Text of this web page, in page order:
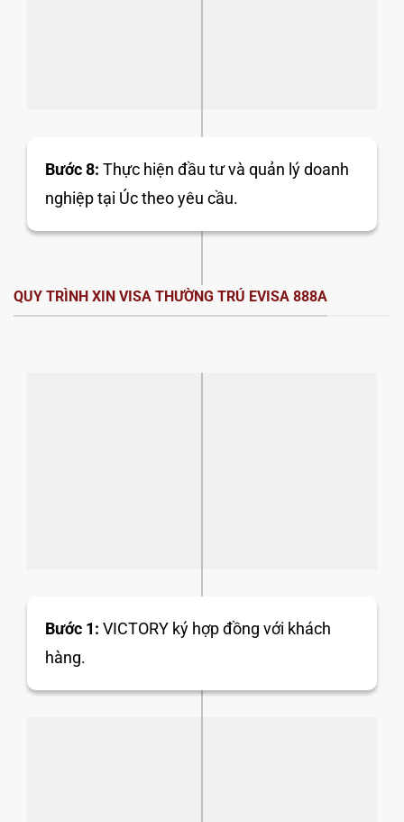
Bước 8: Thực hiện đầu tư và quản lý doanh
nghiệp tại Úc theo yêu cầu.
QUY TRÌNH XIN VISA THƯỜNG TRÚ EVISA 888A
Bước 1: VICTORY ký hợp đồng với khách
hàng.